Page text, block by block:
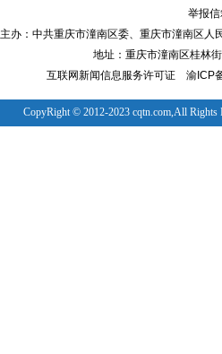
举报
主办：中共重庆市潼南区委、重庆市潼南区
地址：重庆市潼南区桂林
互联网新闻信息服务许可证
渝ICP
CopyRight © 2012-2023 cqtn.com,All Rights